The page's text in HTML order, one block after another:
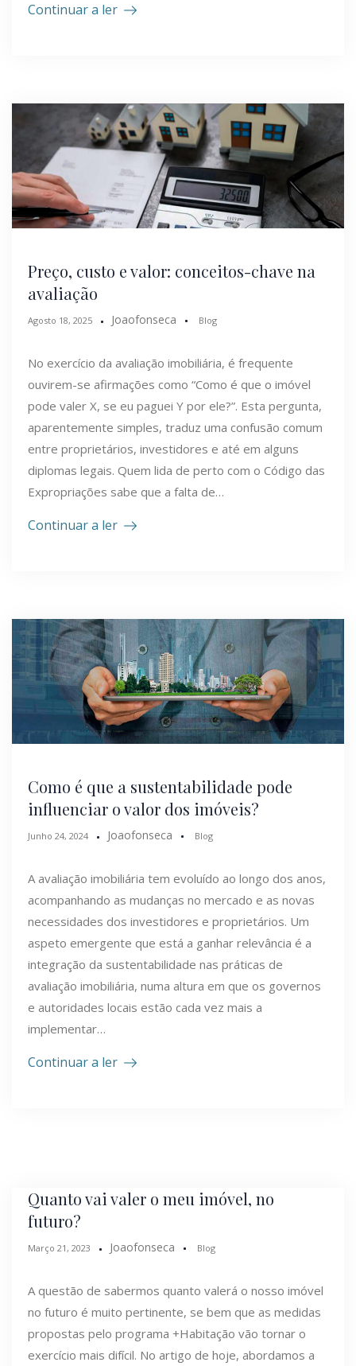
Continuar a ler
Preço, custo e valor: conceitos-chave na
avaliação
Agosto 18, 2025 Joaofonseca Blog
No exercício da avaliação imobiliária, é frequente
ouvirem-se afirmações como “Como é que o imóvel
pode valer X, se eu paguei Y por ele?”. Esta pergunta,
aparentemente simples, traduz uma confusão comum
entre proprietários, investidores e até em alguns
diplomas legais. Quem lida de perto com o Código das
Expropriações sabe que a falta de…
Continuar a ler
Como é que a sustentabilidade pode
influenciar o valor dos imóveis?
Junho 24, 2024 Joaofonseca Blog
A avaliação imobiliária tem evoluído ao longo dos anos,
acompanhando as mudanças no mercado e as novas
necessidades dos investidores e proprietários. Um
aspeto emergente que está a ganhar relevância é a
integração da sustentabilidade nas práticas de
avaliação imobiliária, numa altura em que os governos
e autoridades locais estão cada vez mais a
implementar…
Continuar a ler
Quanto vai valer o meu imóvel, no
futuro?
Março 21, 2023 Joaofonseca Blog
A questão de sabermos quanto valerá o nosso imóvel
no futuro é muito pertinente, se bem que as medidas
propostas pelo programa +Habitação vão tornar o
exercício mais difícil. No artigo de hoje, abordamos a